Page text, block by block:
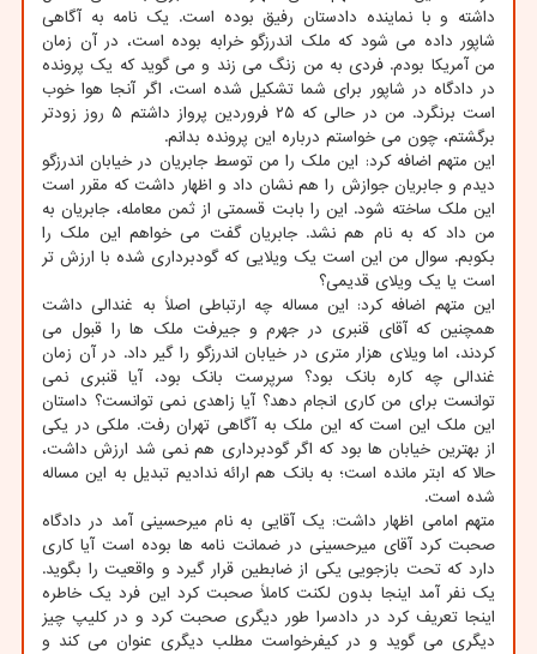
داشته و با نماینده دادستان رفیق بوده است. یک نامه به آگاهی
شاپور داده می شود که ملک اندرزگو خرابه بوده است، در آن زمان
من آمریکا بودم. فردی به من زنگ می زند و می گوید که یک پرونده
در دادگاه در شاپور برای شما تشکیل شده است، اگر آنجا هوا خوب
است برنگرد. من در حالی که ۲۵ فروردین پرواز داشتم ۵ روز زودتر
برگشتم، چون می خواستم درباره این پرونده بدانم.
این متهم اضافه کرد: این ملک را من توسط جابریان در خیابان اندرزگو
دیدم و جابریان جوازش را هم نشان داد و اظهار داشت که مقرر است
این ملک ساخته شود. این را بابت قسمتی از ثمن معامله، جابریان به
من داد که به نام هم نشد. جابریان گفت می خواهم این ملک را
بکوبم. سوال من این است یک ویلایی که گودبرداری شده با ارزش تر
است یا یک ویلای قدیمی؟
این متهم اضافه کرد: این مساله چه ارتباطی اصلاً به غندالی داشت
همچنین که آقای قنبری در جهرم و جیرفت ملک ها را قبول می
کردند، اما ویلای هزار متری در خیابان اندرزگو را گیر داد. در آن زمان
غندالی چه کاره بانک بود؟ سرپرست بانک بود، آیا قنبری نمی
توانست برای من کاری انجام دهد؟ آیا زاهدی نمی توانست؟ داستان
این ملک این است که این ملک به آگاهی تهران رفت. ملکی در یکی
از بهترین خیابان ها بود که اگر گودبرداری هم نمی شد ارزش داشت،
حالا که ابتر مانده است؛ به بانک هم ارائه ندادیم تبدیل به این مساله
شده است.
متهم امامی اظهار داشت: یک آقایی به نام میرحسینی آمد در دادگاه
صحبت کرد آقای میرحسینی در ضمانت نامه ها بوده است آیا کاری
دارد که تحت بازجویی یکی از ضابطین قرار گیرد و واقعیت را بگوید.
یک نفر آمد اینجا بدون لکنت کاملاً صحبت کرد این فرد یک خاطره
اینجا تعریف کرد در دادسرا طور دیگری صحبت کرد و در کلیپ چیز
دیگری می گوید و در کیفرخواست مطلب دیگری عنوان می کند و